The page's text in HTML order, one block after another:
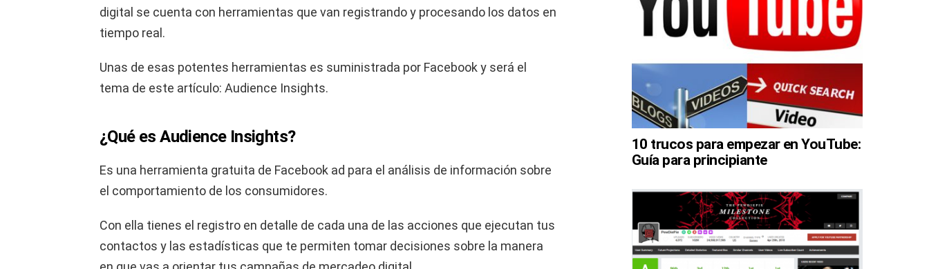
digital se cuenta con herramientas que van registrando y procesando los datos en
tiempo real.
Unas de esas potentes herramientas es suministrada por Facebook y será el
tema de este artículo: Audience Insights.
¿Qué es Audience Insights?
Es una herramienta gratuita de Facebook ad para el análisis de información sobre
el comportamiento de los consumidores.
Con ella tienes el registro en detalle de cada una de las acciones que ejecutan tus
contactos y las estadísticas que te permiten tomar decisiones sobre la manera
10 trucos para empezar en YouTube:
Guía para principiante